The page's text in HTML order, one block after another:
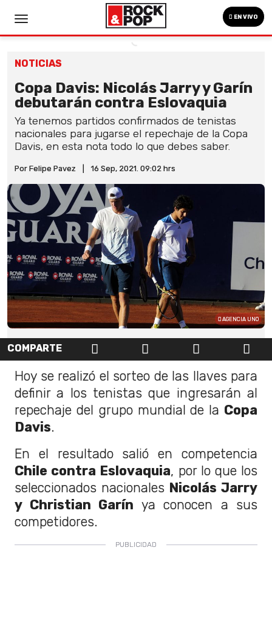
EN VIVO
NOTICIAS
Copa Davis: Nicolás Jarry y Garín
debutarán contra Eslovaquia
Ya tenemos partidos confirmados de tenistas
nacionales para jugarse el repechaje de la Copa
Davis, en esta nota todo lo que debes saber.
Por Felipe Pavez 16 Sep, 2021. 09:02 hrs
AGENCIA UNO
COMPARTE
Hoy se realizó el sorteo de las llaves para
definir a los tenistas que ingresarán al
repechaje del grupo mundial de la Copa
Davis.
En el resultado salió en competencia
Chile contra Eslovaquia, por lo que los
seleccionados nacionales Nicolás Jarry
y Christian Garín ya conocen a sus
competidores.